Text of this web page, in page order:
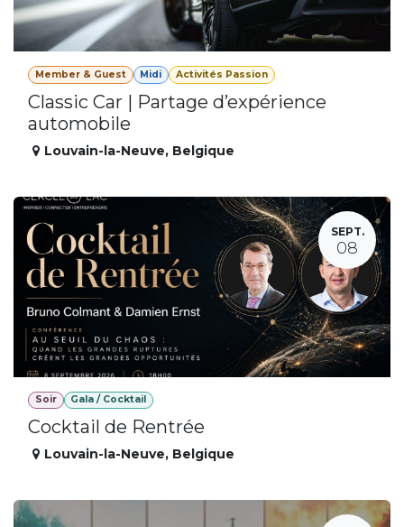
Member & Guest Midi Activités Passion
Classic Car | Partage d’expérience
automobile
Louvain-la-Neuve, Belgique
SEPT.
08
Soir Gala / Cocktail
Cocktail de Rentrée
Louvain-la-Neuve, Belgique